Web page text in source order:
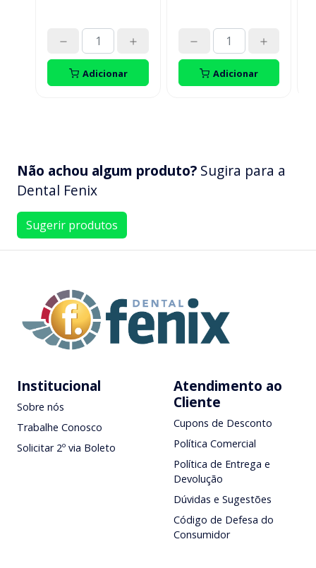
Adicionar Adicionar
Não achou algum produto? Sugira para a
Dental Fenix
Sugerir produtos
Institucional
Sobre nós
Trabalhe Conosco
Solicitar 2º via Boleto
Atendimento ao
Cliente
Cupons de Desconto
Política Comercial
Política de Entrega e
Devolução
Dúvidas e Sugestões
Código de Defesa do
Consumidor